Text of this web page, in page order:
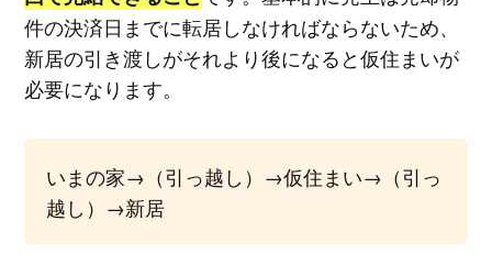
件の決済日までに転居しなければならないため、
新居の引き渡しがそれより後になると仮住まいが
必要になります。
いまの家→（引っ越し）→仮住まい→（引っ
越し）→新居